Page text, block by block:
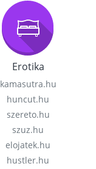
Erotika
kamasutra.hu
huncut.hu
szereto.hu
szuz.hu
elojatek.hu
hustler.hu